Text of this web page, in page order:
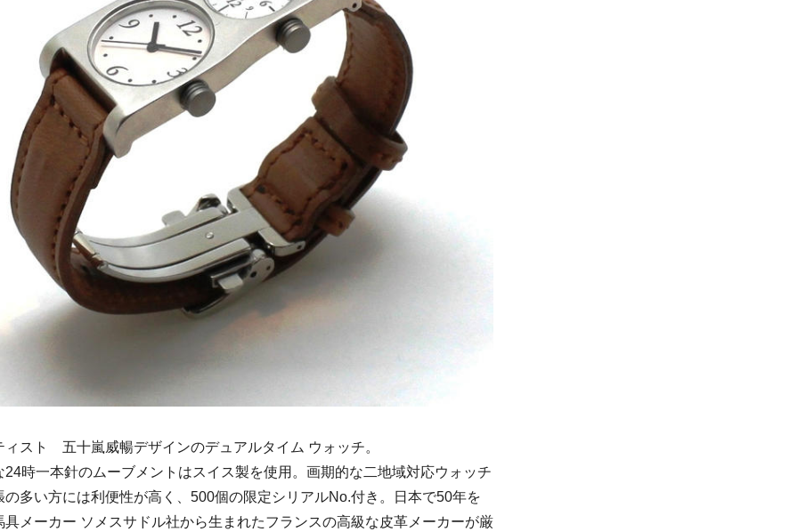
ィスト 五十嵐威暢デザインのデュアルタイム ウォッチ。
24時一本針のムーブメントはスイス製を使用。画期的な二地域対応ウォッチ
の多い方には利便性が高く、500個の限定シリアルNo.付き。日本で50年を
具メーカー ソメスサドル社から生まれたフランスの高級な皮革メーカーが厳